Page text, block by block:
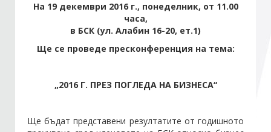
Дейности
Арбитражен съд
На 19декември 2016г., понеделник, от 11.00
часа,
в БСК (ул. Алабин 16-20, ет.1)
Ще се проведе пресконференция на тема:
„2016Г. ПРЕЗ ПОГЛЕДА НА БИЗНЕСА“
Ще бъдат представени резултатите от годишното